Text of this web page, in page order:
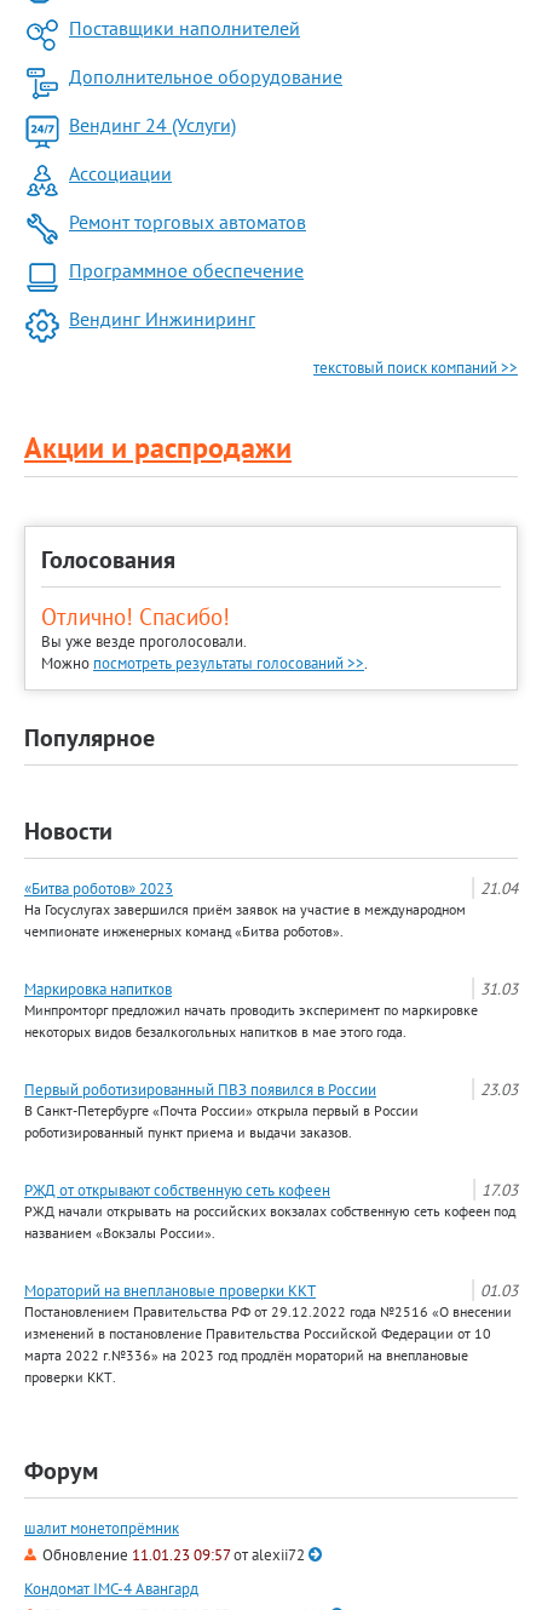
Поставщики наполнителей
Дополнительное оборудование
Вендинг 24 (Услуги)
Ассоциации
Ремонт торговых автоматов
Программное обеспечение
Вендинг Инжиниринг
текстовый поиск компаний >>
Акции и распродажи
Голосования
Отлично! Спасибо!
Вы уже везде проголосовали.
Можно посмотреть результаты голосований >>.
Популярное
Новости
21.04
«Битва роботов» 2023
На Госуслугах завершился приём заявок на участие в международном
чемпионате инженерных команд «Битва роботов».
31.03
Маркировка напитков
Минпромторг предложил начать проводить эксперимент по маркировке
некоторых видов безалкогольных напитков в мае этого года.
23.03
Первый роботизированный ПВЗ появился в России
В Санкт-Петербурге «Почта России» открыла первый в России
роботизированный пункт приема и выдачи заказов.
17.03
РЖД от открывают собственную сеть кофеен
РЖД начали открывать на российских вокзалах собственную сеть кофеен под
названием «Вокзалы России».
01.03
Мораторий на внеплановые проверки ККТ
Постановлением Правительства РФ от 29.12.2022 года №2516 «О внесении
изменений в постановление Правительства Российской Федерации от 10
марта 2022 г.№336» на 2023 год продлён мораторий на внеплановые
проверки ККТ.
Форум
шалит монетопрёмник
Обновление 11.01.23 09:57отalexii72
Кондомат IMC-4 Авангард